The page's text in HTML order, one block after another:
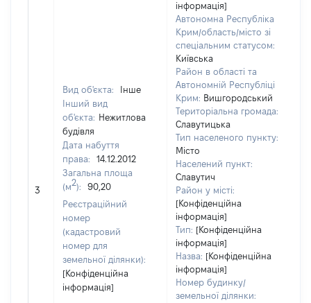
3
Вид об'єкта:
Інше
Інший вид
об'єкта: Нежитлова
будівля
Дата набуття
права:
14.12.2012
Загальна площа
(м2):
90,20
Реєстраційний
номер
(кадастровий
номер для
земельної ділянки):
[Конфіденційна
інформація]
інформація]
Автономна Республіка
Крим/область/місто зі
спеціальним статусом:
Київська
Район в області та
Автономній Республіці
Крим: Вишгородський
Територіальна громада:
Славутицька
Тип населеного пункту:
Місто
Населений пункт:
Славутич
Район у місті:
[Конфіденційна
інформація]
Тип: [Конфіденційна
інформація]
Назва: [Конфіденційна
інформація]
Номер будинку/
земельної ділянки: